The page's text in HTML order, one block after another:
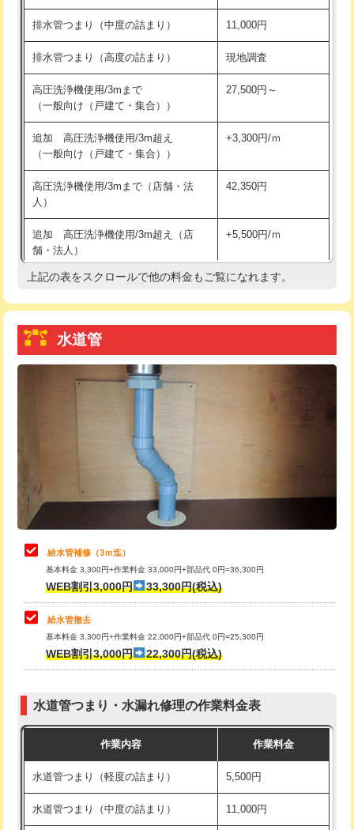
持込商品取付（浄水器・分岐水栓） 16,500円
給水管工事※（ホール加工) 16,500円
給水管工事※（バンド止め) 3,300円
給水管工事※（支持金具設置)
給水管工事※（保温材使用（バンド止
め込み）)
5,500円
給水管工事※（土の掘削・埋め戻し作
業)
11,000円
給水管工事※（塩ビ管（VP・HI）使
用/3ｍまで)
33,000円
給水管工事※（塩ビ管（VP・HI）使
+8,800円
給水管工事※（ライニング鋼管・銅
管・ポリ管・HT管使用/3ｍまで)
給水管工事※（ライニング鋼管・銅
管・ポリ管・HT管使用/3ｍ超え)
排水管工事（土の掘削・埋め戻し作
11,000円~
排水管工事（排水管工事/3ｍまで） 55,000円
排水管工事（追加 排水管工事/3ｍ超
マス交換（土の掘削・埋め戻し作業）
マス交換（深さ50㎝未満）
マス交換（深さ50㎝以上）
コンクリート斫り（厚さ10㎝まで）
モルタル補修（厚さ10㎝超え） 38,500円
洗面台設置 38,500円
化粧台設置 22,000円
排水管つまり（中度の詰まり） 11,000円
排水管つまり（高度の詰まり） 現地調査
高圧洗浄機使用/3mまで
（一般向け（戸建て・集合））
27,500円～
追加 高圧洗浄機使用/3m超え
（一般向け（戸建て・集合））
+3,300円/ｍ
高圧洗浄機使用/3mまで（店舗・法
人）
42,350円
追加 高圧洗浄機使用/3m超え（店
舗・法人）
+5,500円/ｍ
高度高圧洗浄換 現地調査
トーラー機使用/3mまで
追加トーラー機使用/3m超え
8,800円
止水・漏水調査・防水処理・清掃・修
理・調整・分解・加工など（軽作業）
11,000円
止水・漏水調査・防水処理・清掃・修
理・調整・分解・加工など（中作業）
止水・漏水調査・防水処理・清掃・修
理・調整・分解・加工など（重作業）
33,000円
その他部品の脱着
交換・取付（タンク）
式）)
式・ワンホール）)
交換・取付(排水栓・排水トラップ
22,000円+材料費
上記の表をスクロールで他の料金もご覧になれます。
水道管
給水管補修（3ｍ迄）
基本料金 3,300円+作業料金 33,000円+部品代 0円=36,300円
WEB割引3,000円 33,300円(税込)
給水管撤去
基本料金 3,300円+作業料金 22,000円+部品代 0円=25,300円
WEB割引3,000円 22,300円(税込)
水道管つまり・水漏れ修理の作業料金表
作業内容 作業料金
水道管つまり（軽度の詰まり） 5,500円
水道管つまり（中度の詰まり） 11,000円